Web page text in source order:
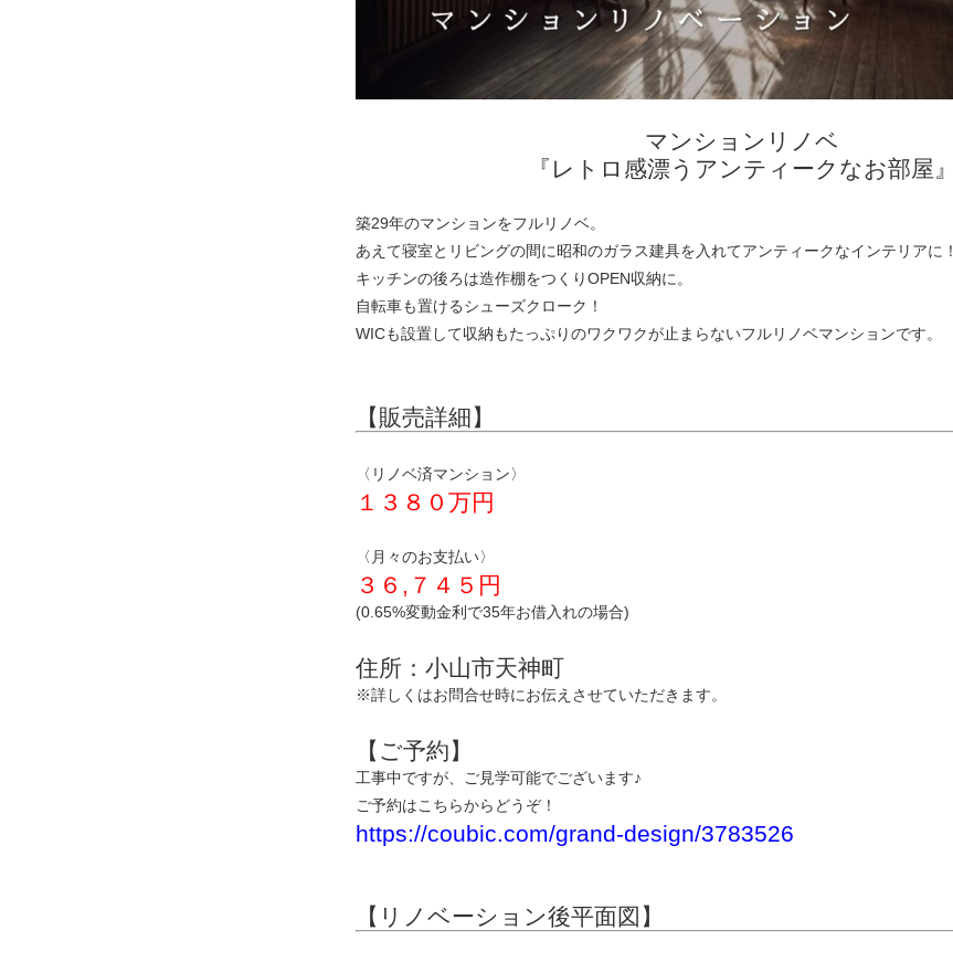
マンションリノベ
『レトロ感漂うアンティークなお部屋』
築29年のマンションをフルリノベ。
あえて寝室とリビングの間に昭和のガラス建具を入れてアンティークなインテリアに！
キッチンの後ろは造作棚をつくりOPEN収納に。
自転車も置けるシューズクローク！
WICも設置して収納もたっぷりのワクワクが止まらないフルリノベマンションです。
【販売詳細】
〈リノベ済マンション〉
１３８０万円
〈月々のお支払い〉
３６,７４５円
(0.65%変動金利で35年お借入れの場合)
住所：小山市天神町
※詳しくはお問合せ時にお伝えさせていただきます。
【ご予約】
工事中ですが、ご見学可能でございます♪
ご予約はこちらからどうぞ！
https://coubic.com/grand-design/3783526
【リノベーション後平面図】